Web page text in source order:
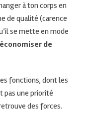
à ton corps en
de qualité(carence
se mette en mode
de
fonctions, dont les
pas une priorité
des forces.